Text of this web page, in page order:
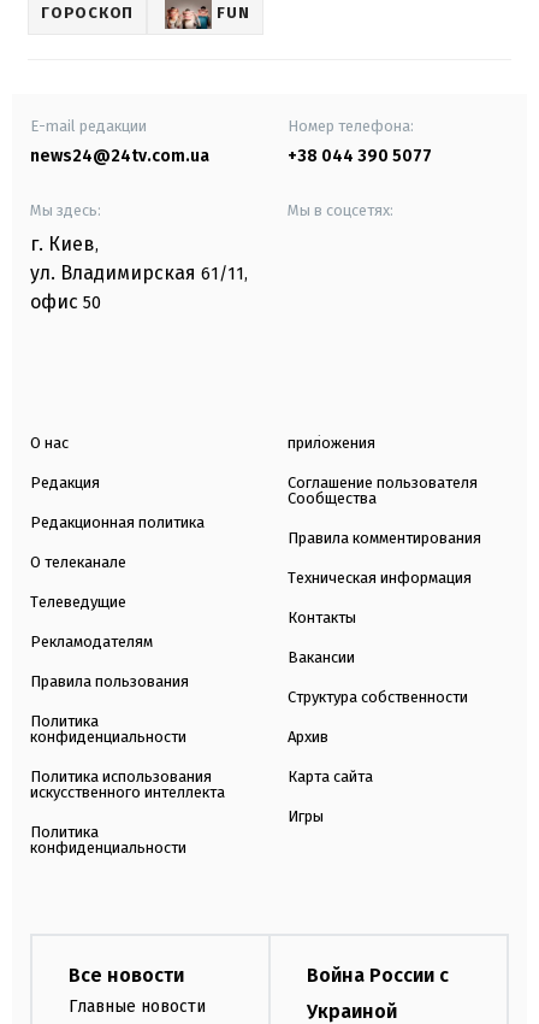
ГОРОСКОП FUN
E-mail редакции
news24@24tv.com.ua
Номер телефона:
+38 044 390 5077
Мы здесь:
г. Киев,
ул. Владимирская 61/11,
офис 50
Мы в соцсетях:
О нас
Редакция
Редакционная политика
О телеканале
Телеведущие
Рекламодателям
Правила пользования
Политика
конфиденциальности
Политика использования
искусственного интеллекта
Политика
конфиденциальности
приложения
Соглашение пользователя
Сообщества
Правила комментирования
Техническая информация
Контакты
Вакансии
Структура собственности
Архив
Карта сайта
Игры
Все новости
Главные новости
Война России с
Украиной